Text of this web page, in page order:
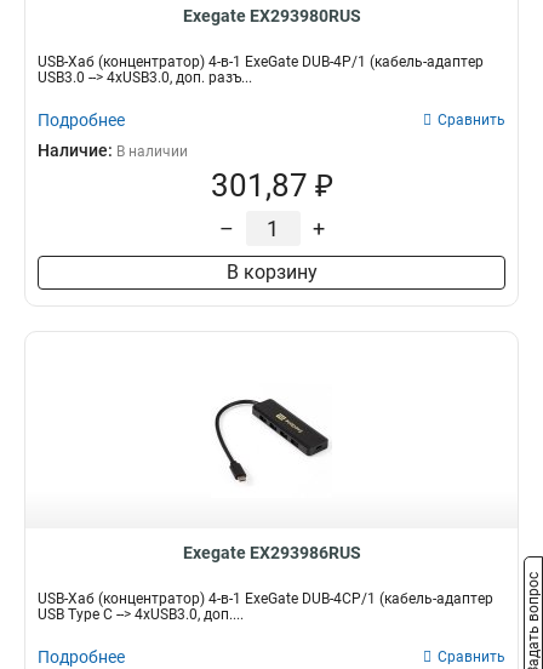
Exegate EX293980RUS
USB-Хаб (концентратор) 4-в-1 ExeGate DUB-4P/1 (кабель-адаптер
USB3.0 --> 4xUSB3.0, доп. разъ...
Подробнее Сравнить
Наличие: В наличии
301,87 ₽
– +
В корзину
Exegate EX293986RUS
USB-Хаб (концентратор) 4-в-1 ExeGate DUB-4CP/1 (кабель-адаптер
USB Type C --> 4xUSB3.0, доп....
Подробнее Сравнить Задать вопрос